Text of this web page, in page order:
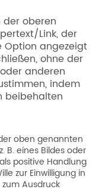
der oberen
Link, der
Option angezeigt
ohne der
anderen
indem
beibehalten
oben genannten
B. eines Bildes oder
positive Handlung
zur Einwilligung in
Ausdruck